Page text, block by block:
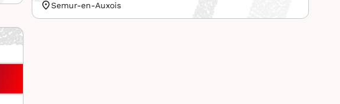
Semur-en-Auxois